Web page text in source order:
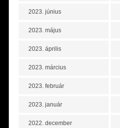
2023. június
2023. május
2023. április
2023. március
2023. február
2023. január
2022. december